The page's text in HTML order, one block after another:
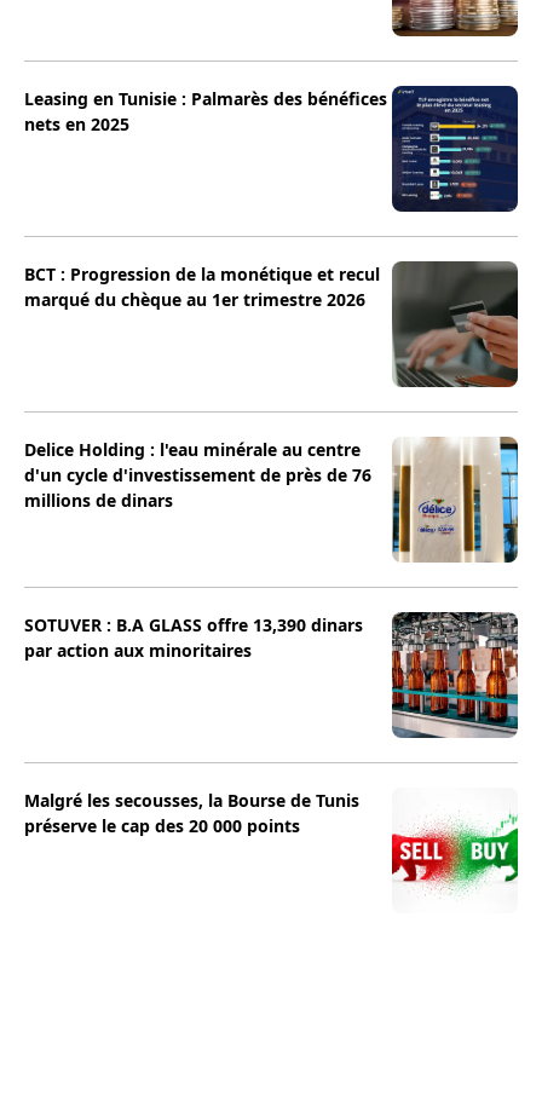
Leasing en Tunisie : Palmarès des bénéfices
nets en 2025
BCT : Progression de la monétique et recul
marqué du chèque au 1er trimestre 2026
Delice Holding : l'eau minérale au centre
d'un cycle d'investissement de près de 76
millions de dinars
SOTUVER : B.A GLASS offre 13,390 dinars
par action aux minoritaires
Malgré les secousses, la Bourse de Tunis
préserve le cap des 20 000 points